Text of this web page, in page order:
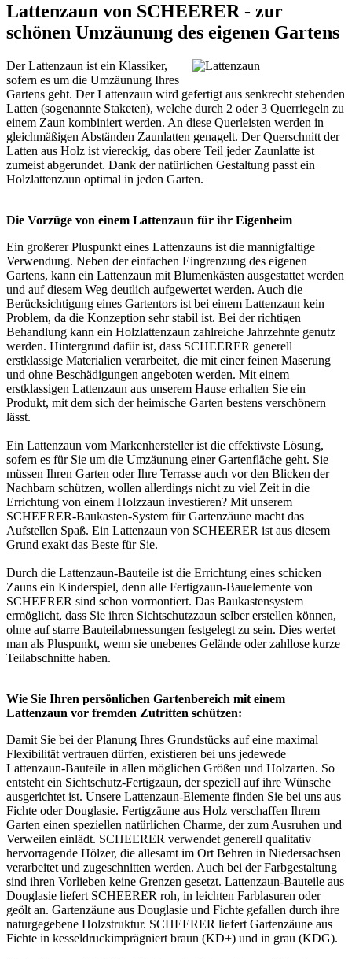
Lattenzaun von SCHEERER - zur
schönen Umzäunung des eigenen Gartens
Der Lattenzaun ist ein Klassiker,
sofern es um die Umzäunung Ihres
Gartens geht. Der Lattenzaun wird gefertigt aus senkrecht stehenden
Latten (sogenannte Staketen), welche durch 2 oder 3 Querriegeln zu
einem Zaun kombiniert werden. An diese Querleisten werden in
gleichmäßigen Abständen Zaunlatten genagelt. Der Querschnitt der
Latten aus Holz ist viereckig, das obere Teil jeder Zaunlatte ist
zumeist abgerundet. Dank der natürlichen Gestaltung passt ein
Holzlattenzaun optimal in jeden Garten.
Die Vorzüge von einem Lattenzaun für ihr Eigenheim
Ein großerer Pluspunkt eines Lattenzauns ist die mannigfaltige
Verwendung. Neben der einfachen Eingrenzung des eigenen
Gartens, kann ein Lattenzaun mit Blumenkästen ausgestattet werden
und auf diesem Weg deutlich aufgewertet werden. Auch die
Berücksichtigung eines Gartentors ist bei einem Lattenzaun kein
Problem, da die Konzeption sehr stabil ist. Bei der richtigen
Behandlung kann ein Holzlattenzaun zahlreiche Jahrzehnte genutz
werden. Hintergrund dafür ist, dass SCHEERER generell
erstklassige Materialien verarbeitet, die mit einer feinen Maserung
und ohne Beschädigungen angeboten werden. Mit einem
erstklassigen Lattenzaun aus unserem Hause erhalten Sie ein
Produkt, mit dem sich der heimische Garten bestens verschönern
lässt.
Ein Lattenzaun vom Markenhersteller ist die effektivste Lösung,
sofern es für Sie um die Umzäunung einer Gartenfläche geht. Sie
müssen Ihren Garten oder Ihre Terrasse auch vor den Blicken der
Nachbarn schützen, wollen allerdings nicht zu viel Zeit in die
Errichtung von einem Holzzaun investieren? Mit unserem
SCHEERER-Baukasten-System für Gartenzäune macht das
Aufstellen Spaß. Ein Lattenzaun von SCHEERER ist aus diesem
Grund exakt das Beste für Sie.
Durch die Lattenzaun-Bauteile ist die Errichtung eines schicken
Zauns ein Kinderspiel, denn alle Fertigzaun-Bauelemente von
SCHEERER sind schon vormontiert. Das Baukastensystem
ermöglicht, dass Sie ihren Sichtschutzzaun selber erstellen können,
ohne auf starre Bauteilabmessungen festgelegt zu sein. Dies wertet
man als Pluspunkt, wenn sie unebenes Gelände oder zahllose kurze
Teilabschnitte haben.
Wie Sie Ihren persönlichen Gartenbereich mit einem
Lattenzaun vor fremden Zutritten schützen:
Damit Sie bei der Planung Ihres Grundstücks auf eine maximal
Flexibilität vertrauen dürfen, existieren bei uns jedewede
Lattenzaun-Bauteile in allen möglichen Größen und Holzarten. So
entsteht ein Sichtschutz-Fertigzaun, der speziell auf ihre Wünsche
ausgerichtet ist. Unsere Lattenzaun-Elemente finden Sie bei uns aus
Fichte oder Douglasie. Fertigzäune aus Holz verschaffen Ihrem
Garten einen speziellen natürlichen Charme, der zum Ausruhen und
Verweilen einlädt. SCHEERER verwendet generell qualitativ
hervorragende Hölzer, die allesamt im Ort Behren in Niedersachsen
verarbeitet und zugeschnitten werden. Auch bei der Farbgestaltung
sind ihren Vorlieben keine Grenzen gesetzt. Lattenzaun-Bauteile aus
Douglasie liefert SCHEERER roh, in leichten Farblasuren oder
geölt an. Gartenzäune aus Douglasie und Fichte gefallen durch ihre
naturgegebene Holzstruktur. SCHEERER liefert Gartenzäune aus
Fichte in kesseldruckimprägniert braun (KD+) und in grau (KDG).